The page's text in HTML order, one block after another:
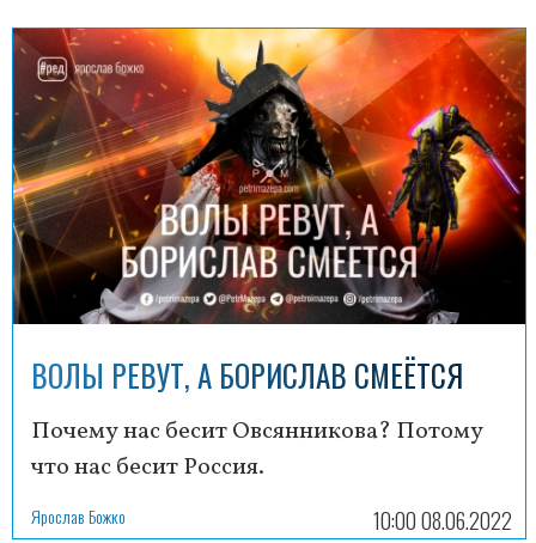
ВОЛЫ РЕВУТ, А БОРИСЛАВ СМЕЁТСЯ
Почему нас бесит Овсянникова? Потому
что нас бесит Россия.
Ярослав Божко 10:00 08.06.2022